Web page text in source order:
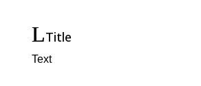
Title
Text